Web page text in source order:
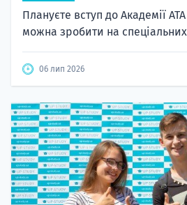
Плануєте вступ до Академії
можна зробити на
06 лип 2026